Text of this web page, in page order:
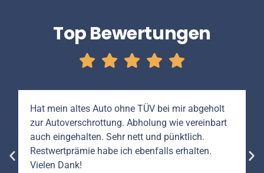
Top Bewertungen
Hat mein altes Auto ohne TÜV bei mir abgeholt
zur Autoverschrottung. Abholung wie vereinbart
auch eingehalten. Sehr nett und pünktlich.
Restwertprämie habe ich ebenfalls erhalten.
Vielen Dank!